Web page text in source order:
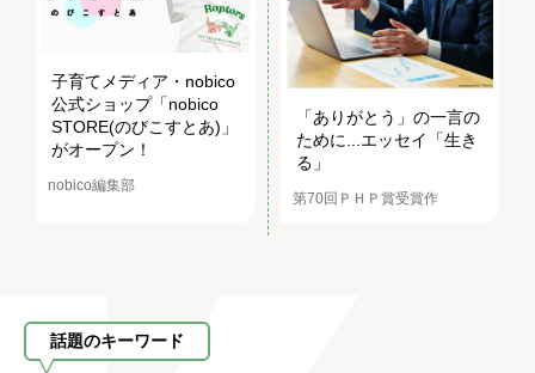
子育てメディア・nobico
公式ショップ「nobico
STORE(のびこすとあ)」
がオープン！
nobico編集部
「ありがとう」の一言の
ために...エッセイ「生き
る」
第70回ＰＨＰ賞受賞作
話題のキーワード